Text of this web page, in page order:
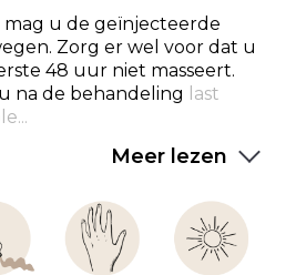
mag u de geïnjecteerde
Zorg er wel voor dat u
48 uur niet masseert.
na de behandeling
last
Meer lezen